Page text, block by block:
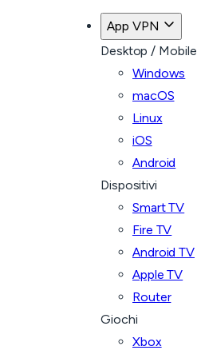
App VPN
Desktop / Mobile
Windows
macOS
Linux
iOS
Android
Dispositivi
Smart TV
Fire TV
Android TV
Apple TV
Router
Giochi
Xbox